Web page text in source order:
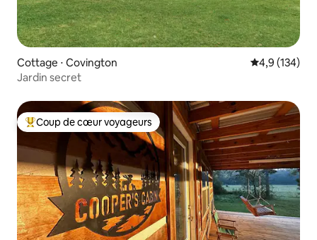
Cottage ⋅ Covington Évaluation
4,9 (134)
Jardin secret
Coups de cœur voyageurs les plus appréciés
Coup de cœur voyageurs